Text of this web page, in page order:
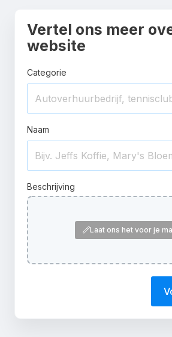
Vertel ons meer
website
Categorie
Naam
Beschrijving
Laat ons het voor je